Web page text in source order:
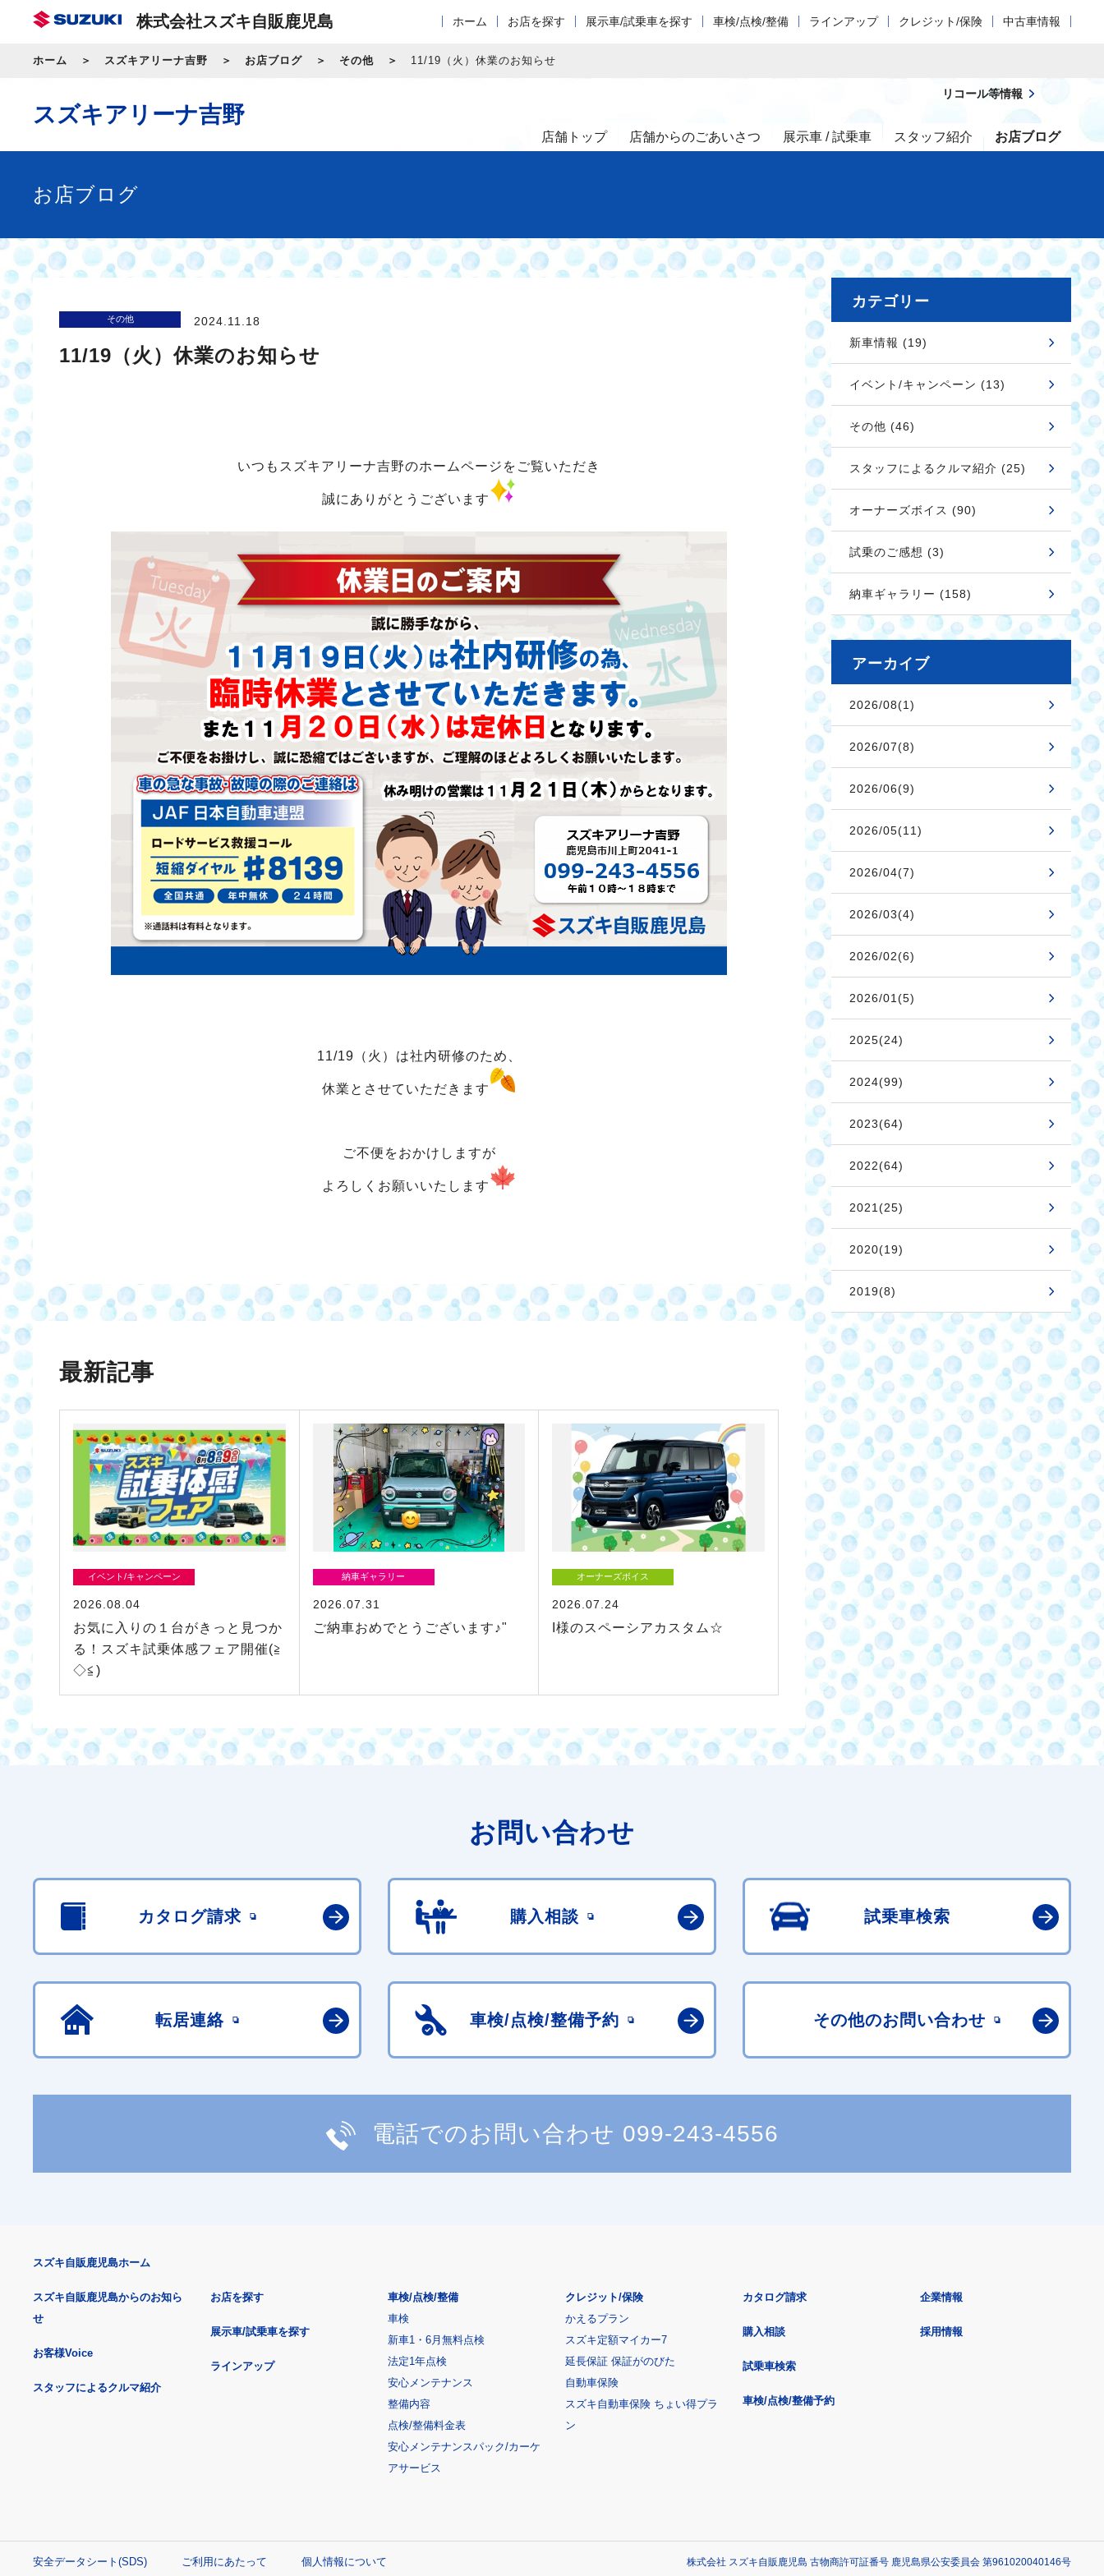
株式会社スズキ自販鹿児島 ホーム お店を探す 展示車/試乗車を探す 車検/点検/整備 ラインアップ クレジット/保険 中古車情報
ホーム スズキアリーナ吉野 お店ブログ その他 11/19（火）休業のお知らせ
スズキアリーナ吉野
店舗トップ 店舗からのごあいさつ 展示車 / 試乗車 スタッフ紹介 お店ブログ
リコール等情報
お店ブログ
その他 2024.11.18
11/19（火）休業のお知らせ
いつもスズキアリーナ吉野のホームページをご覧いただき
誠にありがとうございます
11/19（火）は社内研修のため、
休業とさせていただきます
ご不便をおかけしますが
よろしくお願いいたします
最新記事
イベント/キャンペーン
2026.08.04
お気に入りの１台がきっと見つか
る！スズキ試乗体感フェア開催(≧
◇≦)
納車ギャラリー
2026.07.31
ご納車おめでとうございます♪"
オーナーズボイス
2026.07.24
I様のスペーシアカスタム☆
カテゴリー
新車情報 (19)
イベント/キャンペーン (13)
その他 (46)
スタッフによるクルマ紹介 (25)
オーナーズボイス (90)
試乗のご感想 (3)
納車ギャラリー (158)
アーカイブ
2026/08(1)
2026/07(8)
2026/06(9)
2026/05(11)
2026/04(7)
2026/03(4)
2026/02(6)
2026/01(5)
2025(24)
2024(99)
2023(64)
2022(64)
2021(25)
2020(19)
2019(8)
お問い合わせ
カタログ請求 購入相談 試乗車検索
転居連絡 車検/点検/整備予約 その他のお問い合わせ
電話でのお問い合わせ 099-243-4556
スズキ自販鹿児島ホーム
スズキ自販鹿児島からのお知ら
せ
お客様Voice
スタッフによるクルマ紹介
お店を探す
展示車/試乗車を探す
ラインアップ
車検/点検/整備
車検
新車1・6月無料点検
法定1年点検
安心メンテナンス
整備内容
点検/整備料金表
安心メンテナンスパック/カーケ
アサービス
クレジット/保険
かえるプラン
スズキ定額マイカー7
延長保証 保証がのびた
自動車保険
スズキ自動車保険 ちょい得プラ
ン
カタログ請求
購入相談
試乗車検索
車検/点検/整備予約
企業情報
採用情報
安全データシート(SDS) ご利用にあたって 個人情報について 株式会社 スズキ自販鹿児島 古物商許可証番号 鹿児島県公安委員会 第961020040146号